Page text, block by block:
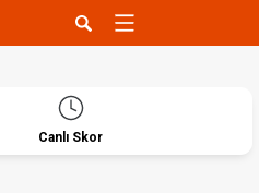
Canlı Skor